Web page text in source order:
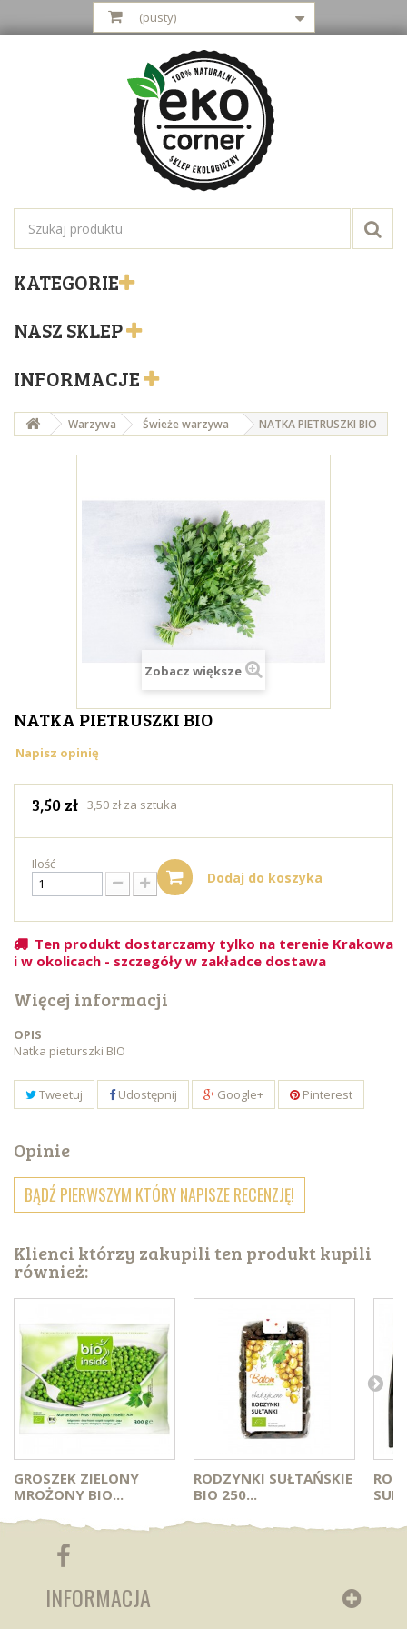
(pusty)
KATEGORIE
NASZ SKLEP
INFORMACJE
Warzywa Świeże warzywa NATKA PIETRUSZKI BIO
Zobacz większe
NATKA PIETRUSZKI BIO
Napisz opinię
3,50 zł 3,50 zł za sztuka
Ilość
Dodaj do koszyka
Ten produkt dostarczamy tylko na terenie Krakowa
i w okolicach - szczegóły w zakładce dostawa
Więcej informacji
OPIS
Natka pieturszki BIO
Tweetuj Udostępnij Google+ Pinterest
Opinie
BĄDŹ PIERWSZYM KTÓRY NAPISZE RECENZJĘ!
Klienci którzy zakupili ten produkt kupili
również:
GROSZEK ZIELONY
MROŻONY BIO...
RODZYNKI SUŁTAŃSKIE
BIO 250...
INFORMACJA